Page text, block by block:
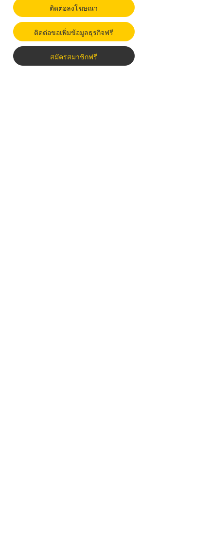
ติดต่อลงโฆษณา
ติดต่อขอเพิ่มข้อมูลธุรกิจฟรี
สมัครสมาชิกฟรี